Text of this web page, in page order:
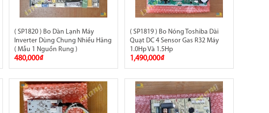
( SP1820 ) Bo Dàn Lạnh Máy
Inverter Dùng Chung Nhiều Hãng
( Mẫu 1 Nguồn Rung )
480,000₫
( SP1819 ) Bo Nóng Toshiba Dài
Quạt DC 4 Sensor Gas R32 Máy
1.0Hp Và 1.5Hp
1,490,000₫